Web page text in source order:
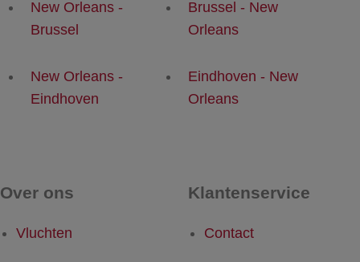
New Orleans -
Brussel
Brussel - New
Orleans
New Orleans -
Eindhoven
Eindhoven - New
Orleans
Over ons
Vluchten
Klantenservice
Contact